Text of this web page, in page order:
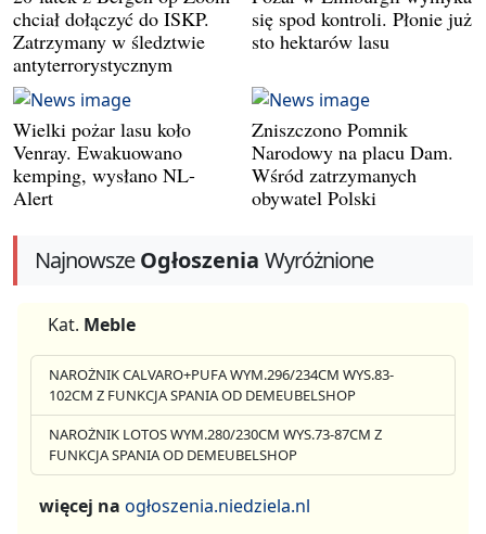
chciał dołączyć do ISKP.
Zatrzymany w śledztwie
antyterrorystycznym
się spod kontroli. Płonie już
sto hektarów lasu
Wielki pożar lasu koło
Venray. Ewakuowano
kemping, wysłano NL-
Alert
Zniszczono Pomnik
Narodowy na placu Dam.
Wśród zatrzymanych
obywatel Polski
NajnowszeOgłoszenia Wyróżnione
Kat. Meble
NAROŻNIK CALVARO+PUFA WYM.296/234CM WYS.83-
102CM Z FUNKCJA SPANIA OD DEMEUBELSHOP
NAROŻNIK LOTOS WYM.280/230CM WYS.73-87CM Z
FUNKCJA SPANIA OD DEMEUBELSHOP
więcej na ogłoszenia.niedziela.nl